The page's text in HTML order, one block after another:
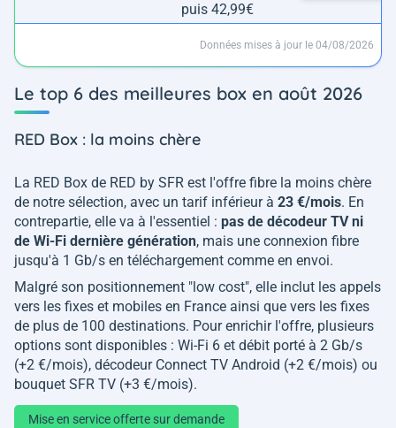
puis 42,99€
Données mises à jour le 04/08/2026
Le top 6 des meilleures box en août 2026
RED Box : la moins chère
La RED Box de RED by SFR est l'offre fibre la moins chère
de notre sélection, avec un tarif inférieur à 23 €/mois. En
contrepartie, elle va à l'essentiel : pas de décodeur TV ni
de Wi-Fi dernière génération, mais une connexion fibre
jusqu'à 1 Gb/s en téléchargement comme en envoi.
Malgré son positionnement "low cost", elle inclut les appels
vers les fixes et mobiles en France ainsi que vers les fixes
de plus de 100 destinations. Pour enrichir l'offre, plusieurs
options sont disponibles : Wi-Fi 6 et débit porté à 2 Gb/s
(+2 €/mois), décodeur Connect TV Android (+2 €/mois) ou
bouquet SFR TV (+3 €/mois).
Mise en service offerte sur demande